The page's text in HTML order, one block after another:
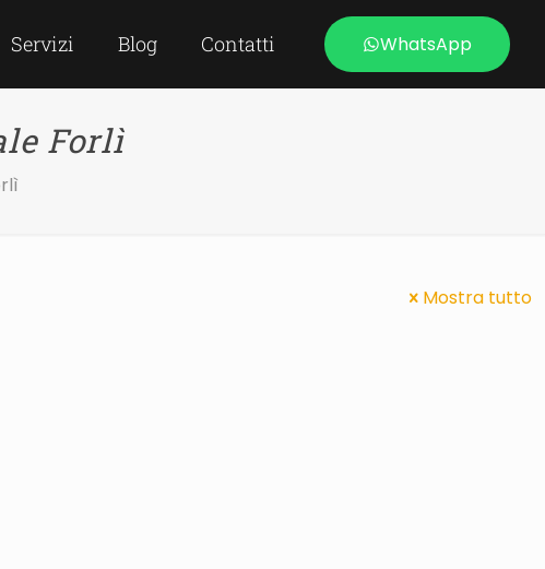
Servizi Blog Contatti WhatsApp
Forlì
Mostra tutto